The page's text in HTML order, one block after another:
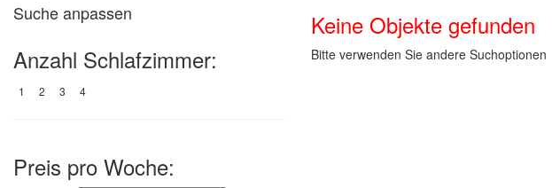
Suche anpassen
Anzahl Schlafzimmer:
1 2 3 4
Preis pro Woche:
Keine Objekte gefunden
Bitte verwenden Sie andere Suchoptionen